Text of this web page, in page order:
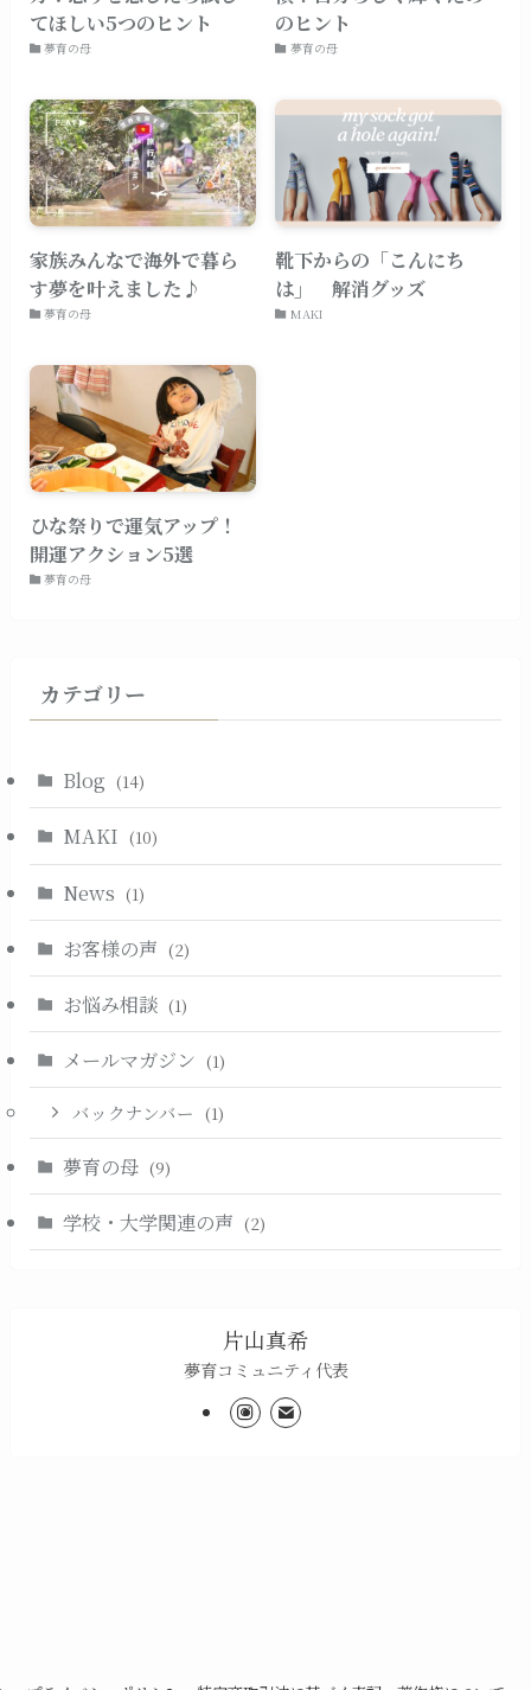
てほしい5つのヒント
夢育の母
のヒント
夢育の母
家族みんなで海外で暮ら
す夢を叶えました♪
夢育の母
靴下からの「こんにち
は」 解消グッズ
MAKI
ひな祭りで運気アップ！
開運アクション5選
夢育の母
カテゴリー
Blog (14)
MAKI (10)
News (1)
お客様の声 (2)
お悩み相談 (1)
メールマガジン (1)
バックナンバー (1)
夢育の母 (9)
学校・大学関連の声 (2)
片山真希
夢育コミュニティ代表